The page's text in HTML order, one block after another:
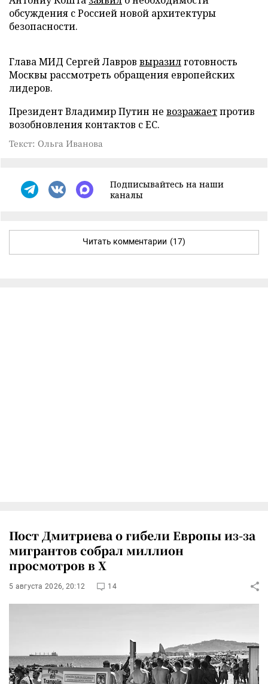
обсуждения с Россией новой архитектуры
безопасности.
Глава МИД Сергей Лавров выразилготовность
Москвы рассмотреть обращения европейских
лидеров.
Президент Владимир Путин не возражаетпротив
возобновления контактов с ЕС.
Текст: Ольга Иванова
Подписывайтесь на наши
каналы
Читать комментарии (17)
Пост Дмитриева о гибели Европы из-за
мигрантов собрал миллион
просмотров в X
5 августа 2026, 20:12 14